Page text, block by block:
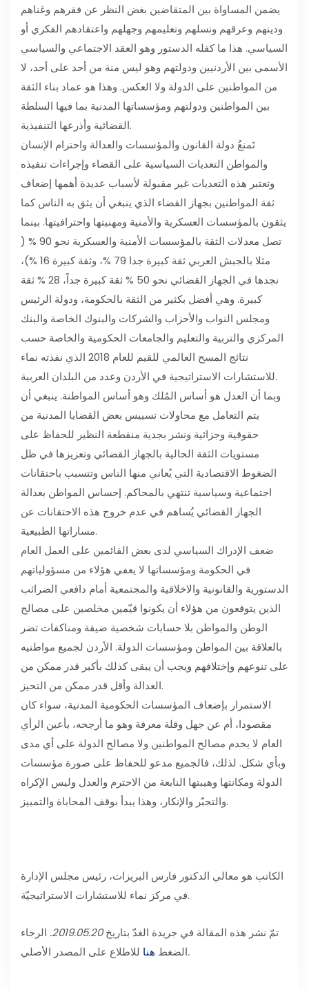
يضمن المساواة بين المتقاضين بغض النظر عن فقرهم وغناهم
ودينهم وعرقهم ونسلهم وتعليمهم وجهلهم واعتقادهم الفكري أو
السياسي. هذا ما كفله الدستور وهو العقد الاجتماعي والسياسي
الأسمى بين الأردنيين ودولتهم وهو ليس منة من أحد على أحد، لا
من المواطنين على الدولة ولا العكس. وهذا هو عماد بناء الثقة
بين المواطنين ودولتهم ومؤسساتها المدنية بما فيها السلطة
القضائية وأذرعها التنفيذية.
تَمنعُ دولة القانون والمؤسسات والعدالة واحترام الإنسان
والمواطن التعديات السياسية على القضاء وإجراءات تنفيذه
وتعتبر هذه التعديات غير مقبولة لأسباب عديدة أهمها إضعاف
ثقة المواطنين بجهاز القضاء الذي ينبغي أن يثق به الناس كما
يثقون بالمؤسسات العسكرية والأمنية ومهنيتها واحترافيتها. بينما
تصل معدلات الثقة بالمؤسسات الأمنية والعسكرية نحو 90 % (
مثلا بالجبش العربي ثقة كبيرة جدا 79 %، وثقة كبيرة 16 %)،
نجدها في الجهاز القضائي نحو 50 % ثقة كبيرة جداً، 28 % ثقة
كبيرة. وهي أفضل بكثير من الثقة بالحكومة، ودولة الرئيس
ومجلس النواب والأحزاب والشركات والبنوك الخاصة والبنك
المركزي والتربية والتعليم والجامعات الحكومية والخاصة حسب
نتائج المسح العالمي للقيم للعام 2018 الذي نفذته نماء
للاستشارات الاستراتيجية في الأردن وعدد من البلدان العربية.
وبما أن العدل هو أساس المُلك وهو أساس المواطنة. ينبغي أن
يتم التعامل مع محاولات تسييس بعض القضايا المدنية من
حقوقية وجزائية ونشر بجدية منقطعة النظير للحفاظ على
مستويات الثقة الحالية بالجهاز القضائي وتعزيزها في ظل
الضغوط الاقتصادية التي يُعاني منها الناس وتتسبب باحتقانات
اجتماعية وسياسية تنتهي بالمحاكم. إحساس المواطن بعدالة
الجهاز القضائي يُساهم في عدم خروج هذه الاحتقانات عن
مساراتها الطبيعية.
ضعف الإدراك السياسي لدى بعض القائمين على العمل العام
في الحكومة ومؤسساتها لا يعفي هؤلاء من مسؤولياتهم
الدستورية والقانونية والاخلاقية والمجتمعية أمام دافعي الضرائب
الذين يتوقعون من هؤلاء أن يكونوا قيّمين مخلصين على مصالح
الوطن والمواطن بلا حسابات شخصية ضيقة ومناكفات تضر
بالعلاقة بين المواطن ومؤسسات الدولة. الأردن لجميع مواطنيه
على تنوعهم وإختلافهم ويجب أن يبقى كذلك بأكبر قدر ممكن من
العدالة وأقل قدر ممكن من التحيز.
الاستمرار بإضعاف المؤسسات الحكومية المدنية، سواء كان
مقصودا، أم عن جهل وقلة معرفة وهو ما أرجحه، بأعين الرأي
العام لا يخدم مصالح المواطنين ولا مصالح الدولة على أي مدى
وبأي شكل. لذلك، فالجميع مدعو للحفاظ على صورة مؤسسات
الدولة ومكانتها وهيبتها النابعة من الاحترم والعدل وليس الإكراه
والتجبّر والإنكار، وهذا يبدأ بوقف المحاباة والتمييز.
الكاتب هو معالي الدكتور فارس البريزات، رئيس مجلس الإدارة
في مركز نماء للاستشارات الاستراتيجيّة.
تمّ نشر هذه المقالة في جريدة الغدّ بتاريخ2019.05.20.
الرجاء
الضغط هنا للاطلاع على المصدر الأصلي .